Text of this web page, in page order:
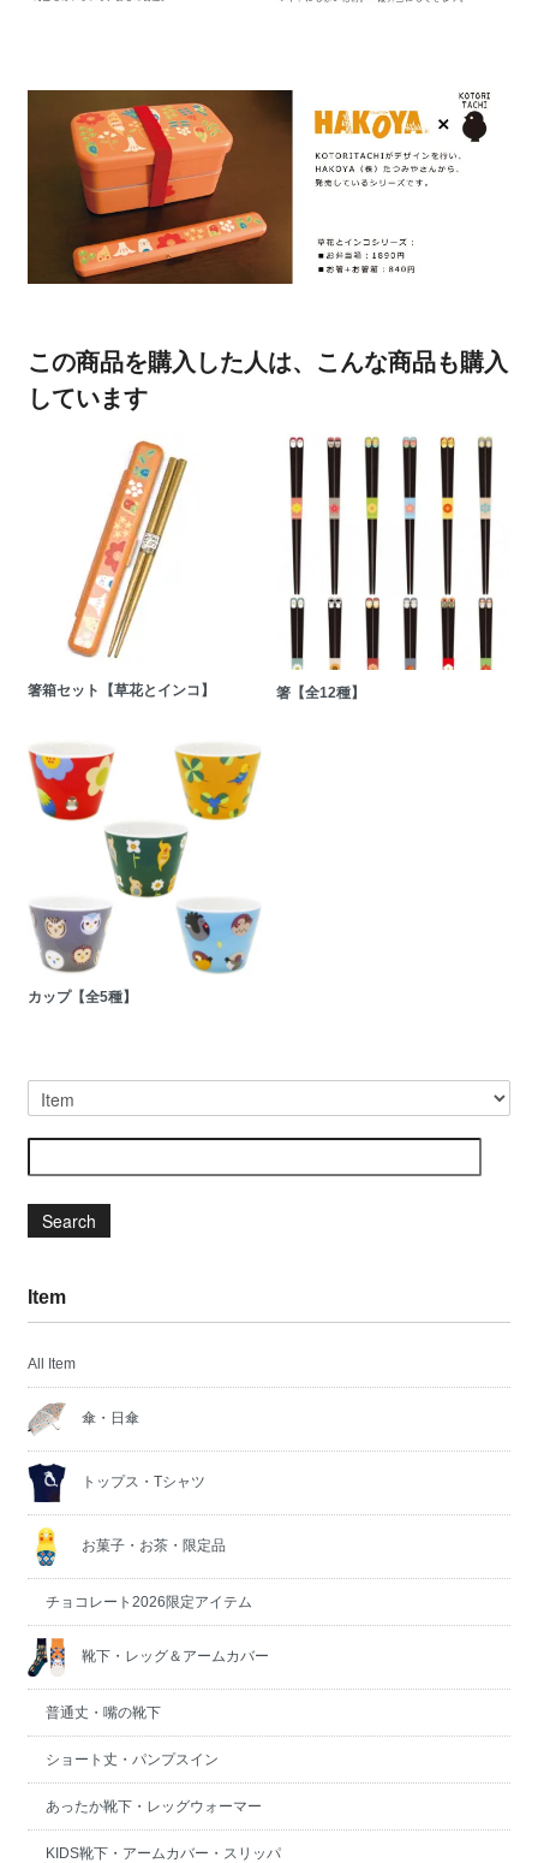
この商品を購入した人は、こんな商品も購入
しています
箸箱セット【草花とインコ】 箸【全12種】
カップ【全5種】
Search
Item
All Item
傘・日傘
トップス・Tシャツ
お菓子・お茶・限定品
チョコレート2026限定アイテム
靴下・レッグ＆アームカバー
普通丈・嘴の靴下
ショート丈・パンプスイン
あったか靴下・レッグウォーマー
KIDS靴下・アームカバー・スリッパ